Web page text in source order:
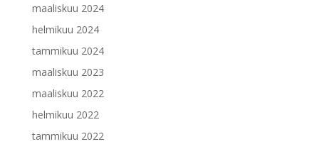
maaliskuu 2024
helmikuu 2024
tammikuu 2024
maaliskuu 2023
maaliskuu 2022
helmikuu 2022
tammikuu 2022